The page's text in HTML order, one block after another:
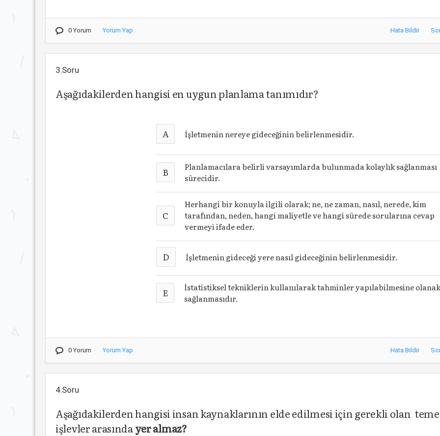
0 Yorum Yorum Yap Hata Bildir
3.Soru
Aşağıdakilerden hangisi en uygun planlama tanımıdır?
A İşletmenin nereye gideceğinin belirlenmesidir.
B
Planlamacılara belirli varsayımlarda bulunmada kolaylık sağlanması
sürecidir.
C
Herhangi bir konuyla ilgili olarak; ne, ne zaman, nasıl, nerede, kim
tarafından, neden, hangi maliyetle ve hangi sürede sorularına cevap
vermeyi ifade eder.
D İşletmenin gideceği yere nasıl gideceğinin belirlenmesidir.
E
İstatistiksel tekniklerin kullanılarak tahminler yapılabilmesine
sağlanmasıdır.
0 Yorum Yorum Yap Hata Bildir
4.Soru
Aşağıdakilerden hangisi insan kaynaklarının elde edilmesi için gerekli olan
işlevler arasındayer almaz?